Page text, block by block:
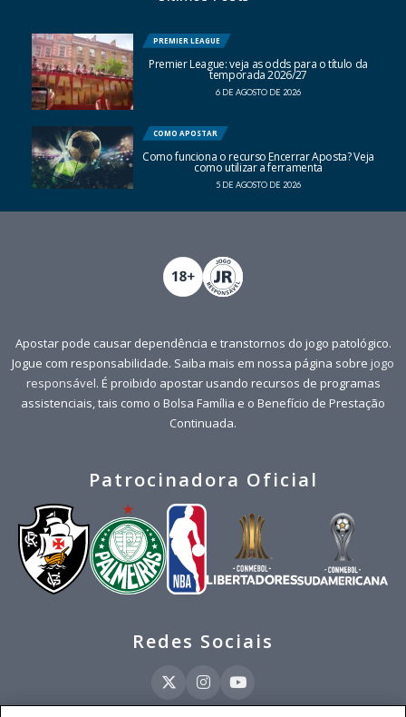
PREMIER LEAGUE
Premier League: veja as odds para o título da
temporada 2026/27
6 DE AGOSTO DE 2026
COMO APOSTAR
Como funciona o recurso Encerrar Aposta? Veja
como utilizar a ferramenta
5 DE AGOSTO DE 2026
Apostar pode causar dependência e transtornos do jogo patológico.
Jogue com responsabilidade. Saiba mais em nossa página sobre jogo
responsável. É proibido apostar usando recursos de programas
assistenciais, tais como o Bolsa Família e o Benefício de Prestação
Continuada.
Patrocinadora Oficial
Redes Sociais